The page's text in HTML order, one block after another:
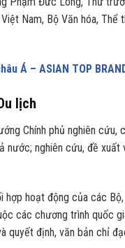
Nam, Bộ Văn hóa, Thể
Á – ASIAN TOP
lịch
Chính phủ nghiên cứu,
nghiên cứu, đề xuất
hoạt động của các
các chương trình quốc
quyết định, văn bản chỉ